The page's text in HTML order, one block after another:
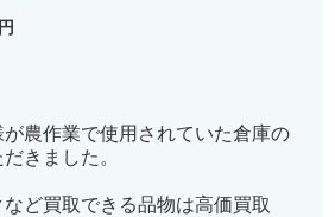
農作業で使用されていた倉庫の
きました。
ど買取できる品物は高価買取